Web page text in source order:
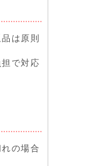
は原則
で対応
の場合